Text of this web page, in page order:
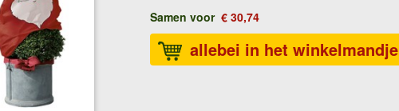
Samen voor € 30,74
allebei in het winkelmandje